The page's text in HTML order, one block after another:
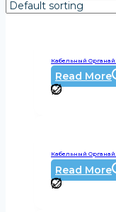
Кабельный
Read More
Кабельный
Read More